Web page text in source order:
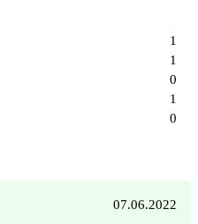
0
1
0
1
1
07.06.2022